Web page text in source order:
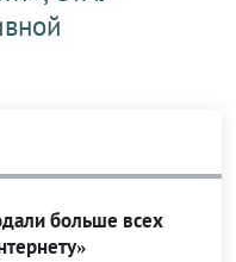
больше всех